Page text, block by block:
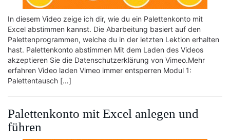
In diesem Video zeige ich dir, wie du ein Palettenkonto mit
Excel abstimmen kannst. Die Abarbeitung basiert auf den
Palettenprogrammen, welche du in der letzten Lektion erhalten
hast. Palettenkonto abstimmen Mit dem Laden des Videos
akzeptieren Sie die Datenschutzerklärung von Vimeo.Mehr
erfahren Video laden Vimeo immer entsperren Modul 1:
Palettentausch […]
Palettenkonto mit Excel anlegen und
führen